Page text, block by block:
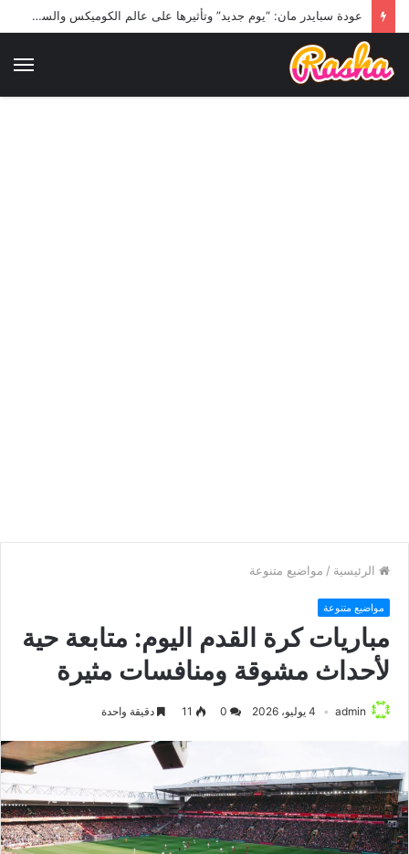
عودة سبايدر مان: “يوم جديد” وتأثيرها على عالم الكوميكس والسينما
الرئيسية / مواضيع متنوعة
مواضيع متنوعة
مباريات كرة القدم اليوم: متابعة حية
لأحداث مشوقة ومنافسات مثيرة
admin 4 يوليو، 2026 11 دقيقة واحدة